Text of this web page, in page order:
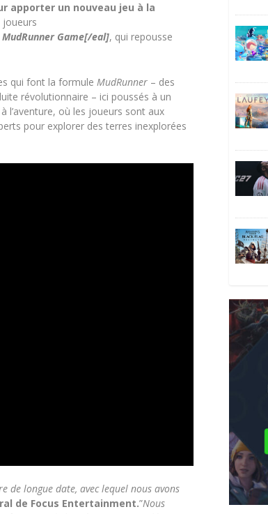
apporter un nouveau jeu à la
joueurs
Game[/eal], qui repousse
qui font la formule MudRunner – des
révolutionnaire – ici poussés à un
l’aventure, où les joueurs sont aux
pour explorer des terres inexplorées
de longue date, avec lequel nous avons
de Focus Entertainment.”Nous